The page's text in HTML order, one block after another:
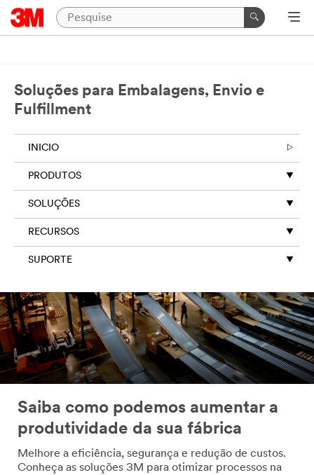
Soluções para Embalagens, Envio e
Fulfillment
INICIO
PRODUTOS
SOLUÇÕES
RECURSOS
SUPORTE
Saiba como podemos aumentar a
produtividade da sua fábrica
Melhore a eficiência, segurança e redução de custos.
Conheça as soluções 3M para otimizar processos na